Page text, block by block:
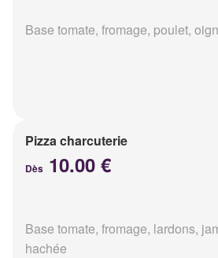
Base tomate, fromage, poulet,
Pizza charcuterie
Dès 10.00 €
Base tomate, fromage, lardons,
hachée